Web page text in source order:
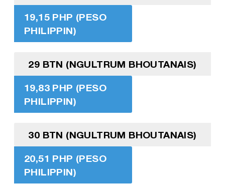
19,15 PHP (PESO
PHILIPPIN)
29 BTN (NGULTRUM BHOUTANAIS)
19,83 PHP (PESO
PHILIPPIN)
30 BTN (NGULTRUM BHOUTANAIS)
20,51 PHP (PESO
PHILIPPIN)